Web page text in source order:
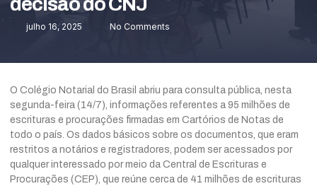
julho 16, 2025 No Comments
O Colégio Notarial do Brasil abriu para consulta pública, nesta
segunda-feira (14/7), informações referentes a 95 milhões de
escrituras e procurações firmadas em Cartórios de Notas de
todo o país. Os dados básicos sobre os documentos, que eram
restritos a notários e registradores, podem ser acessados por
qualquer interessado por meio da Central de Escrituras e
Procurações (CEP), que reúne cerca de 41 milhões de escrituras